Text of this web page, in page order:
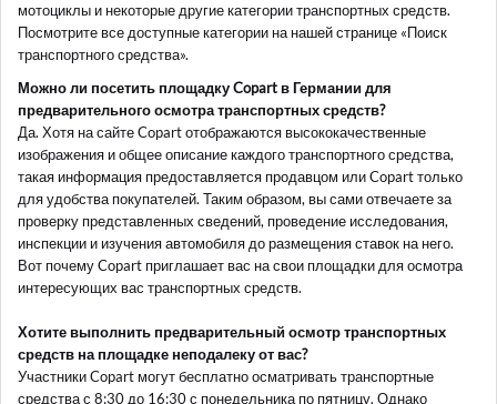
мотоциклы и некоторые другие категории транспортных средств.
Посмотрите все доступные категории на нашей странице «Поиск
транспортного средства».
Можно ли посетить площадку Copart в Германии для
предварительного осмотра транспортных средств?
Да. Хотя на сайте Copart отображаются высококачественные
изображения и общее описание каждого транспортного средства,
такая информация предоставляется продавцом или Copart только
для удобства покупателей. Таким образом, вы сами отвечаете за
проверку представленных сведений, проведение исследования,
инспекции и изучения автомобиля до размещения ставок на него.
Вот почему Copart приглашает вас на свои площадки для осмотра
интересующих вас транспортных средств.
Хотите выполнить предварительный осмотр транспортных
средств на площадке неподалеку от вас?
Участники Copart могут бесплатно осматривать транспортные
средства с 8:30 до 16:30 с понедельника по пятницу. Однако